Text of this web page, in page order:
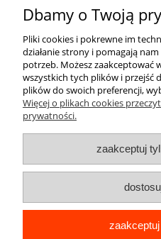
Moje
Płatności
O
Dbamy o Twoją
Pliki cookies i pokrewne im
działanie strony i pomagają
potrzeb. Możesz zaakceptować
wszystkich tych plików i przejść
plików do swoich preferencji,
Więcej o plikach cookies
prywatności.
zaakceptuj